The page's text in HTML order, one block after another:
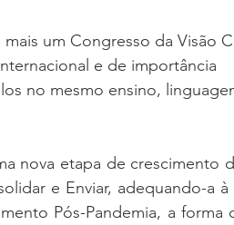
um Congresso da Visão
e de importância
no mesmo ensino,
nova etapa de crescimento
e Enviar, adequando-a à
Pós-Pandemia, a forma